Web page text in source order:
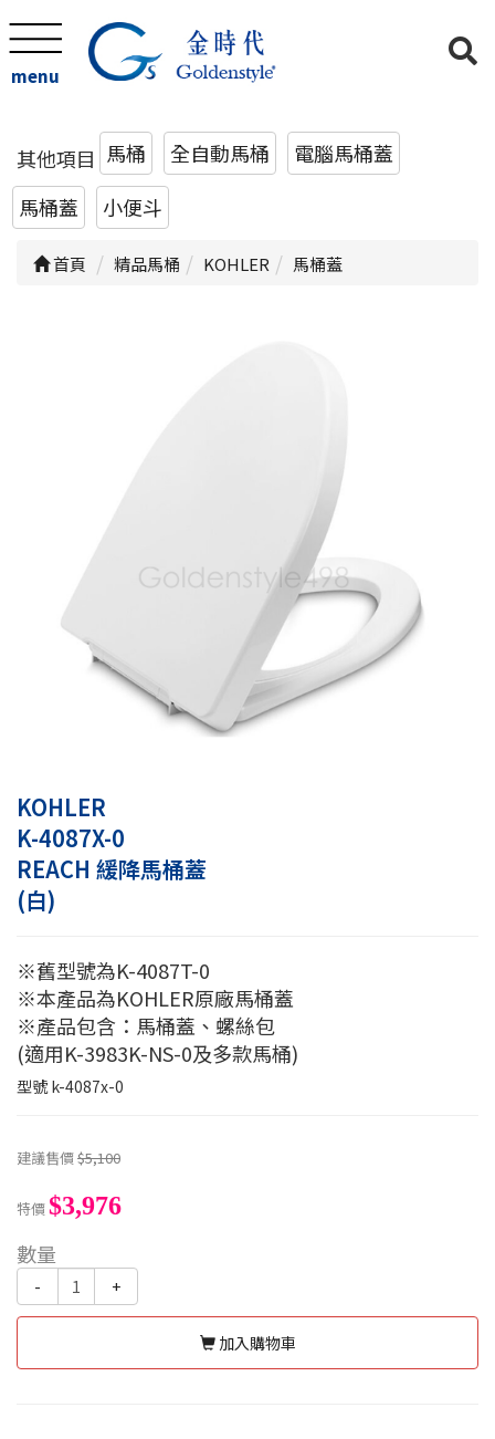
menu
其他項目 馬桶 全自動馬桶
電腦馬桶蓋
馬桶蓋
小便斗
首頁 精品馬桶 KOHLER 馬桶蓋
KOHLER
K-4087X-0
REACH 緩降馬桶蓋
(白)
※舊型號為K-4087T-0
※本產品為KOHLER原廠馬桶蓋
※產品包含：馬桶蓋、螺絲包
(適用K-3983K-NS-0及多款馬桶)
型號k-4087x-0
建議售價$5,100
特價$3,976
數量
- +
加入購物車